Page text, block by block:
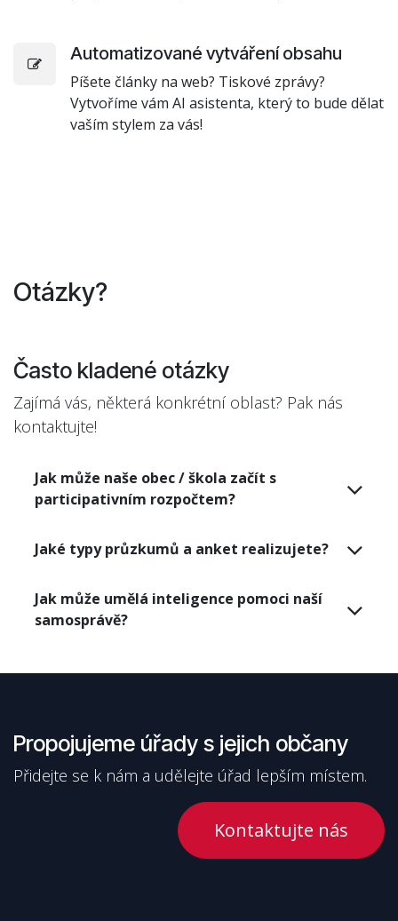
Automatizované vytváření obsahu
Píšete články na web? Tiskové zprávy?
Vytvoříme vám AI asistenta, který to bude dělat
vaším stylem za vás!
Otázky?
Často kladené otázky
Zajímá vás, některá konkrétní oblast? Pak nás
kontaktujte!
Jak může naše obec / škola začít s
participativním rozpočtem?
Jaké typy průzkumů a anket realizujete?
Jak může umělá inteligence pomoci naší
samosprávě?
Propojujeme úřady s jejich občany
Přidejte se k nám a udělejte úřad lepším místem.
Kontaktujte nás